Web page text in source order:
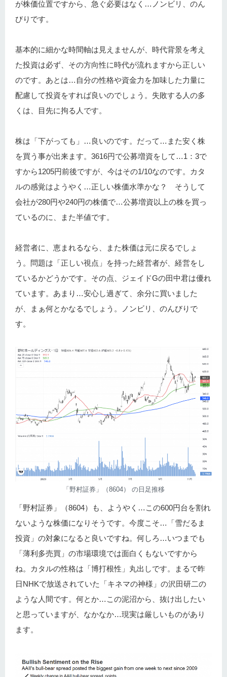
が株価位置ですから、急ぐ必要はなく…ノンビリ、のん
びりです。
基本的に細かな時間軸は見えませんが、時代背景を考え
た投資は必ず、その方向性に時代が流れますから正しい
のです。あとは…自分の性格や資金力を加味した力量に
配慮して投資をすれば良いのでしょう。失敗する人の多
くは、目先に拘る人です。
株は「下がっても」…良いのです。だって…また安く株
を買う事が出来ます。3616円で公募増資をして…1：3で
すから1205円前後ですが、今はその1/10なのです。カタ
ルの感覚はようやく…正しい株価水準かな？ そうして
会社が280円や240円の株価で…公募増資以上の株を買っ
ているのに、また半値です。
経営者に、恵まれるなら、また株価は元に戻るでしょ
う。問題は「正しい視点」を持った経営者が、経営をし
ているかどうかです。その点、ジェイドGの田中君は優れ
ています。あまり…安心し過ぎて、余分に買いました
が、まぁ何とかなるでしょう。ノンビリ、のんびりで
す。
「野村証券」（8604） の日足推移
「野村証券」（8604）も、ようやく…この600円台を割れ
ないような株価になりそうです。今度こそ…「雪だるま
投資」の対象になると良いですね。何しろ…いつまでも
「薄利多売買」の市場環境では面白くもないですから
ね。カタルの性格は「博打根性」丸出しです。まるで昨
日NHKで放送されていた「キネマの神様」の沢田研二の
ような人間です。何とか…この泥沼から、抜け出したい
と思っていますが、なかなか…現実は厳しいものがあり
ます。